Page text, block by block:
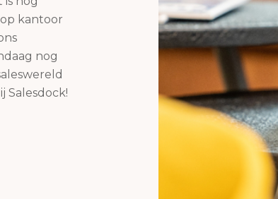
kantoor
nog
Salesdock!